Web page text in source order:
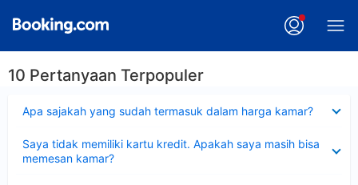
10 Pertanyaan Terpopuler
Apa sajakah yang sudah termasuk dalam harga kamar?
Saya tidak memiliki kartu kredit. Apakah saya masih bisa
memesan kamar?